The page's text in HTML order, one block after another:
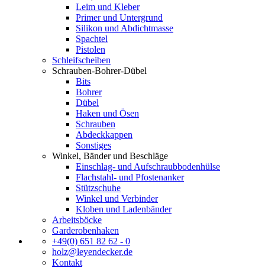
Leim und Kleber
Primer und Untergrund
Silikon und Abdichtmasse
Spachtel
Pistolen
Schleifscheiben
Schrauben-Bohrer-Dübel
Bits
Bohrer
Dübel
Haken und Ösen
Schrauben
Abdeckkappen
Sonstiges
Winkel, Bänder und Beschläge
Einschlag- und Aufschraubbodenhülse
Flachstahl- und Pfostenanker
Stützschuhe
Winkel und Verbinder
Kloben und Ladenbänder
Arbeitsböcke
Garderobenhaken
+49(0) 651 82 62 - 0
holz@leyendecker.de
Kontakt